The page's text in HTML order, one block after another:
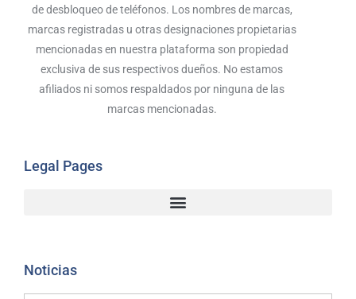
de desbloqueo de teléfonos. Los nombres de marcas,
marcas registradas u otras designaciones propietarias
mencionadas en nuestra plataforma son propiedad
exclusiva de sus respectivos dueños. No estamos
afiliados ni somos respaldados por ninguna de las
marcas mencionadas.
Legal Pages
Noticias